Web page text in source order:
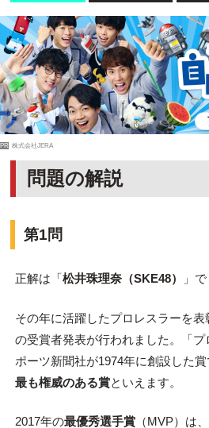
PR 株式会社JERA
問題の解説
第1問
正解は「松井珠理奈（SKE48） 」で
その年に活躍したプロレスラーを表
の受賞者発表が行われました。「
ポーツ新聞社が1974年に創設した
最も権威のある賞といえます。
2017年の最優秀選手賞（MVP）は